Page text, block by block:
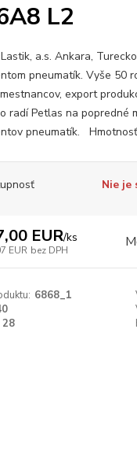
L2
a.s. Ankara,
pneumatík. Vyše 50
export
radí Petlas na popredné
pneumatík. Hmotnosť
Nie je
EUR/ks
EUR bez DPH
6868_1
28